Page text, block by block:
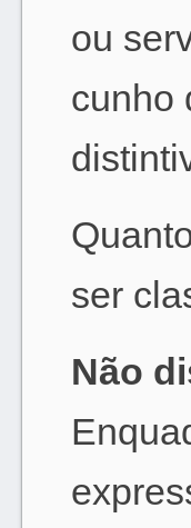
ou
cunho
ser
Não